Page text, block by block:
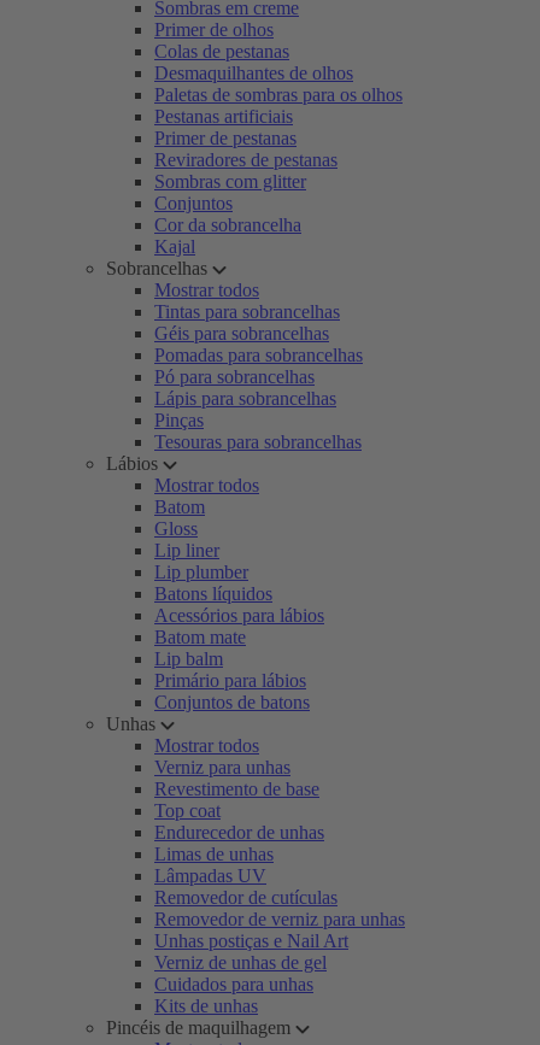
Sombras em creme
Primer de olhos
Colas de pestanas
Desmaquilhantes de olhos
Paletas de sombras para os olhos
Pestanas artificiais
Primer de pestanas
Reviradores de pestanas
Sombras com glitter
Conjuntos
Cor da sobrancelha
Kajal
Sobrancelhas
Mostrar todos
Tintas para sobrancelhas
Géis para sobrancelhas
Pomadas para sobrancelhas
Pó para sobrancelhas
Lápis para sobrancelhas
Pinças
Tesouras para sobrancelhas
Lábios
Mostrar todos
Batom
Gloss
Lip liner
Lip plumber
Batons líquidos
Acessórios para lábios
Batom mate
Lip balm
Primário para lábios
Conjuntos de batons
Unhas
Mostrar todos
Verniz para unhas
Revestimento de base
Top coat
Endurecedor de unhas
Limas de unhas
Lâmpadas UV
Removedor de cutículas
Removedor de verniz para unhas
Unhas postiças e Nail Art
Verniz de unhas de gel
Cuidados para unhas
Kits de unhas
Pincéis de maquilhagem